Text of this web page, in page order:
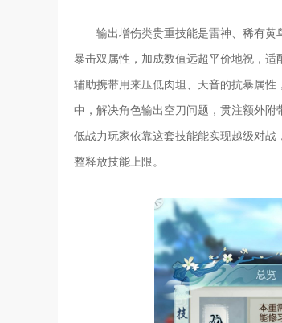
输出增伤类贵重技能是雷神、稀有
暴击双属性，加成数值远超平价地祝，
辅助携带用来压低肉坦、天音的抗暴属
中，解决角色输出空刀问题，贯注额外附
低战力玩家依靠这套技能能实现越级对
整释放技能上限。